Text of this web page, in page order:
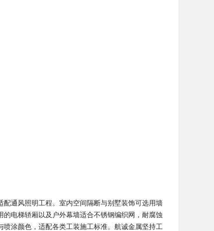
通风照明工程。室内空间隔断与别墅装饰可选用墙
电梯轿厢以及户外幕墙适合不锈钢编织网，耐腐蚀
涂颜色，适配各类工装施工标准。航诚金属坚持工